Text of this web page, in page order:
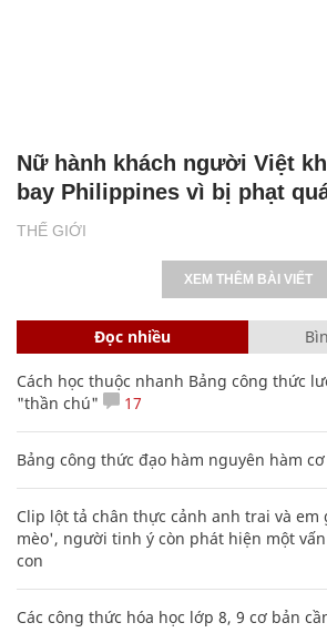
THẾ GIỚI
Nữ hành khách người Việt
bay Philippines vì bị phạt
XEM THÊM BÀI VIẾT
Đọc nhiều
Cách học thuộc nhanh Bảng công thức
"thần chú"
17
Bảng công thức đạo hàm nguyên hàm
Clip lột tả chân thực cảnh anh trai và
mèo', người tinh ý còn phát hiện một
con
Các công thức hóa học lớp 8, 9 cơ bản